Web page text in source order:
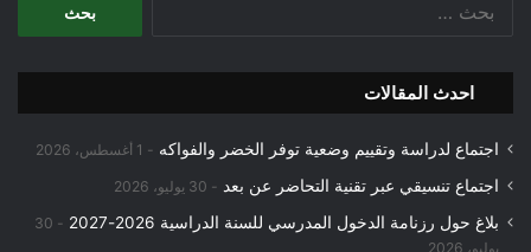
احدث المقالات
اجتماع لدراسة وتقييم وضعية توفر الخضر والفواكه 1 أغسطس، 2026
اجتماع تنسيقي عبر تقنية التحاضر عن بعد 30 يوليو، 2026
بلاغ حول رزنامة الدخول المدرسي للسنة الدراسية 2026-2027
30
يوليو، 2026